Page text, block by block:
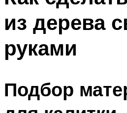
из дерева
руками
Подбор